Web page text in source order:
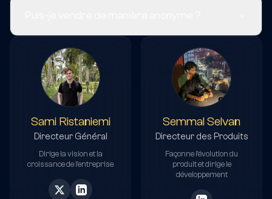
Sami Ristaniemi
Directeur Général
Dirige la vision et la
croissance de l'entreprise
Semmal Selvan
Directeur des Produits
Façonne l'évolution du
produit et dirige le
développement